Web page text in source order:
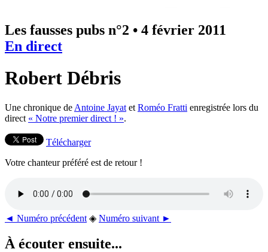
Les fausses pubs n°2 • 4 février 2011
En direct
Robert Débris
Une chronique de Antoine Jayat et Roméo Fratti enregistrée lors du
direct « Notre premier direct ! ».
Télécharger
Votre chanteur préféré est de retour !
◄ Numéro précédent ◈ Numéro suivant ►
À écouter ensuite...